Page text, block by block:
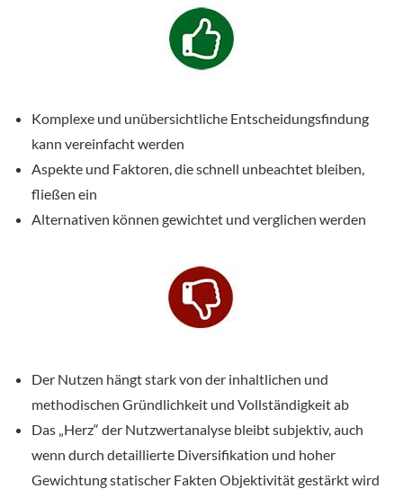
Komplexe und unübersichtliche Entscheidungsfindung
kann vereinfacht werden
Aspekte und Faktoren, die schnell unbeachtet bleiben,
fließen ein
Alternativen können gewichtet und verglichen werden
Der Nutzen hängt stark von der inhaltlichen und
methodischen Gründlichkeit und Vollständigkeit ab
Das „Herz“ der Nutzwertanalyse bleibt subjektiv, auch
wenn durch detaillierte Diversifikation und hoher
Gewichtung statischer Fakten Objektivität gestärkt wird